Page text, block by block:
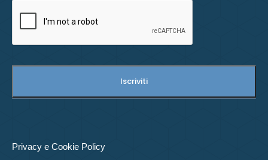
Privacy e Cookie Policy